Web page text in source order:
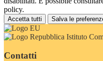
policy.
Accetta tutti Salva le
Istituto
Contatti